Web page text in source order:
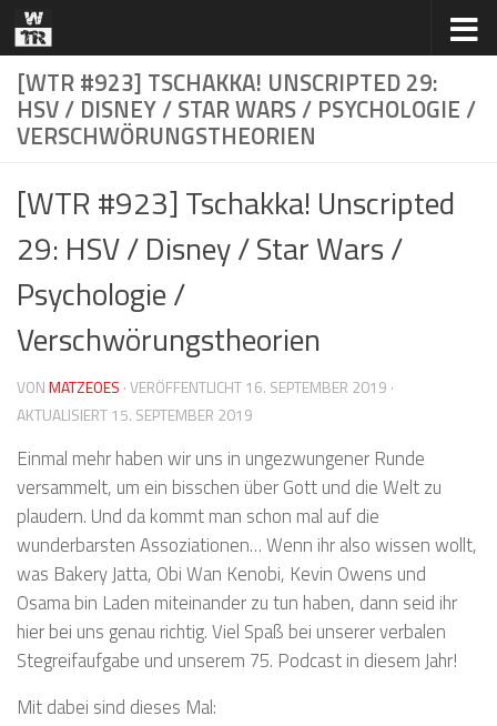
Zum Inhalt springen
[WTR #923] TSCHAKKA! UNSCRIPTED 29:
HSV / DISNEY / STAR WARS / PSYCHOLOGIE /
VERSCHWÖRUNGSTHEORIEN
[WTR #923] Tschakka! Unscripted
29: HSV / Disney / Star Wars /
Psychologie /
Verschwörungstheorien
VONMATZEOES · VERÖFFENTLICHT16. SEPTEMBER 2019 ·
AKTUALISIERT15. SEPTEMBER 2019
Einmal mehr haben wir uns in ungezwungener Runde
versammelt, um ein bisschen über Gott und die Welt zu
plaudern. Und da kommt man schon mal auf die
wunderbarsten Assoziationen… Wenn ihr also wissen wollt,
was Bakery Jatta, Obi Wan Kenobi, Kevin Owens und
Osama bin Laden miteinander zu tun haben, dann seid ihr
hier bei uns genau richtig. Viel Spaß bei unserer verbalen
Stegreifaufgabe und unserem 75. Podcast in diesem Jahr!
Mit dabei sind dieses Mal: